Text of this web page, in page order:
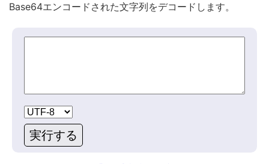
Base64エンコードされた文字列をデコードします。